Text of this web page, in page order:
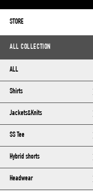
STORE
ALL COLLECTION
ALL
Shirts
Jackets&Knits
SS Tee
Hybrid shorts
Headwear